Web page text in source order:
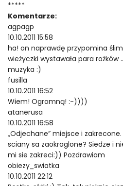
*****
Komentarze:
agpagp
10.10.2011 15:58
ha! on naprawdę przypomina
wieżyczki wystawała para rożków
muzyka :)
fusilla
10.10.2011 16:52
Wiem! Ogromną! :-))))
atanerusa
10.10.2011 16:58
„Odjechane” miejsce i
sciany sa zaokraglone? Siedze i
mi sie zakreci:)) Pozdrawiam
obiezy_swiatka
10.10.2011 22:12